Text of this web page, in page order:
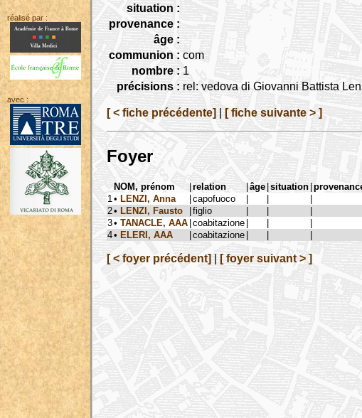
réalisé par :
avec :
situation :
provenance :
âge :
communion : com
nombre : 1
précisions : rel: vedova di Giovanni Battista
[ < fiche précédente] [ fiche suivante > ]
Foyer
NOM, prénom |relation |âge |situation |
1 • LENZI, Anna |capofuoco | |
|
2• LENZI, Fausto |figlio | |
|
3• TANACLE, AAA |coabitazione | |
|
4• ELERI, AAA |coabitazione | | |
[ < foyer précédent] [ foyer suivant > ]